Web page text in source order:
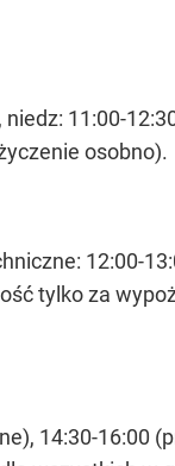
11:00-
osobno).
12:00-
tylko za
14:30-16:00